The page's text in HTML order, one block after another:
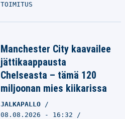
TOIMITUS
Manchester City kaavailee
jättikaappausta
Chelseasta – tämä 120
miljoonan mies kiikarissa
JALKAPALLO
08.08.2026 - 16:32